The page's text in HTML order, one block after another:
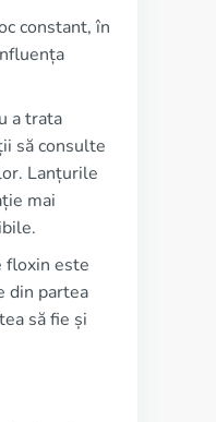
constant, în
a trata
să consulte
Lanțurile
mai
floxin este
din partea
să fie și